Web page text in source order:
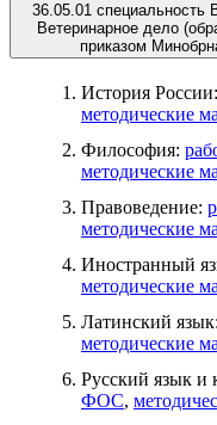
36.05.01 специальность
Ветеринарное дело
приказом
История России:
методические
Философия:
методические
Правоведение:
методические
Иностранный
методические
Латинский язык:
методические
Русский язык и
ФОС,